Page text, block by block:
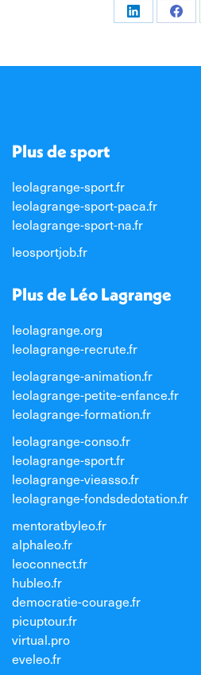
Partager
LinkedIn
Plus de sport
leolagrange-sport.fr
leolagrange-sport-paca.fr
leolagrange-sport-na.fr
leosportjob.fr
Plus de Léo Lagrange
leolagrange.org
leolagrange-recrute.fr
leolagrange-animation.fr
leolagrange-petite-enfance.fr
leolagrange-formation.fr
leolagrange-conso.fr
leolagrange-sport.fr
leolagrange-vieasso.fr
leolagrange-fondsdedotation.fr
mentoratbyleo.fr
alphaleo.fr
leoconnect.fr
hubleo.fr
democratie-courage.fr
picuptour.fr
virtual.pro
eveleo.fr